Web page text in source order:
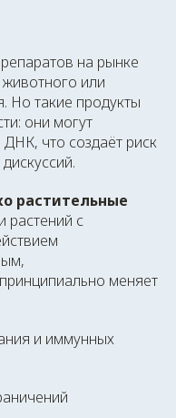
на рынке
или
Но такие продукты
они могут
что создаёт риск
растительные
растений с
меняет
и иммунных